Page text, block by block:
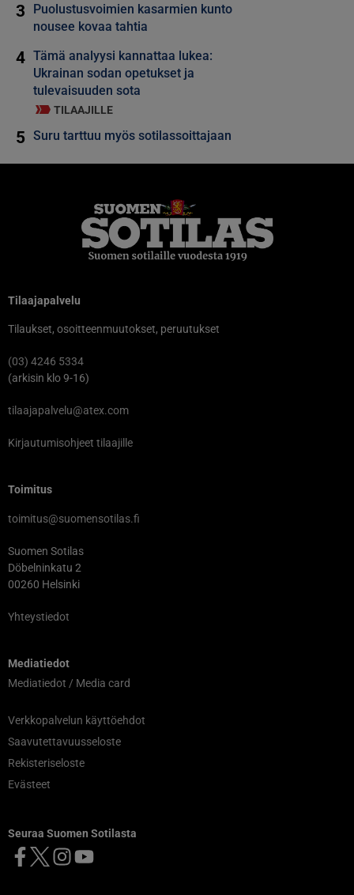
3
Puolustusvoimien kasarmien kunto
nousee kovaa tahtia
4 Tämä analyysi kannattaa lukea:
Ukrainan sodan opetukset ja
tulevaisuuden sota
TILAAJILLE
5 Suru tarttuu myös sotilassoittajaan
Tilaajapalvelu
Tilaukset, osoitteenmuutokset, peruutukset
(03) 4246 5334
(arkisin klo 9-16)
tilaajapalvelu@atex.com
Kirjautumisohjeet tilaajille
Toimitus
toimitus@suomensotilas.fi
Suomen Sotilas
Döbelninkatu 2
00260 Helsinki
Yhteystiedot
Mediatiedot
Mediatiedot / Media card
Verkkopalvelun käyttöehdot
Saavutettavuusseloste
Rekisteriseloste
Evästeet
Seuraa Suomen Sotilasta
Facebook
X Instagram
YouTube